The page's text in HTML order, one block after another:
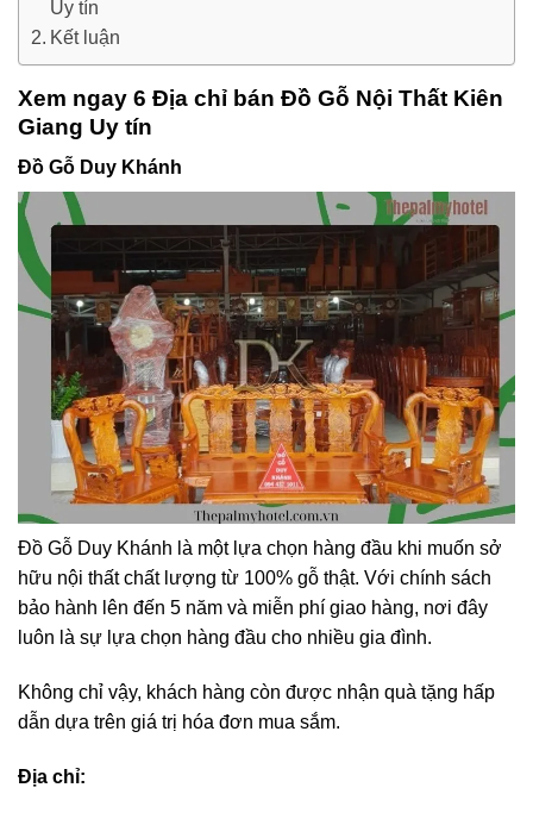
Uy tín
Kết luận
Xem ngay 6 Địa chỉ bán Đồ Gỗ Nội Thất Kiên
Giang Uy tín
Đồ Gỗ Duy Khánh
Đồ Gỗ Duy Khánh là một lựa chọn hàng đầu khi muốn sở
hữu nội thất chất lượng từ 100% gỗ thật. Với chính sách
bảo hành lên đến 5 năm và miễn phí giao hàng, nơi đây
luôn là sự lựa chọn hàng đầu cho nhiều gia đình.
Không chỉ vậy, khách hàng còn được nhận quà tặng hấp
dẫn dựa trên giá trị hóa đơn mua sắm.
Địa chỉ: